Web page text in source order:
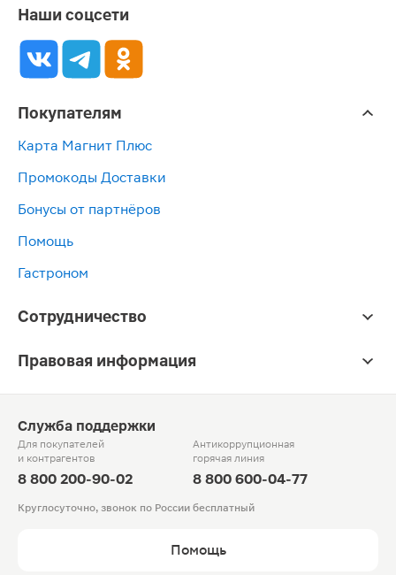
Наши соцсети
Покупателям
Карта Магнит Плюс
Промокоды Доставки
Бонусы от партнёров
Помощь
Гастроном
Сотрудничество
Правовая информация
Служба поддержки
Для покупателей
и контрагентов
8 800 200-90-02
Антикоррупционная
горячая линия
8 800 600-04-77
Круглосуточно, звонок по России бесплатный
Помощь